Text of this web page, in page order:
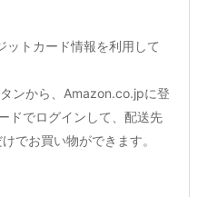
トカード情報を利用して
ンから、Amazon.co.jpに登
ドでログインして、配送先
でお買い物ができます。